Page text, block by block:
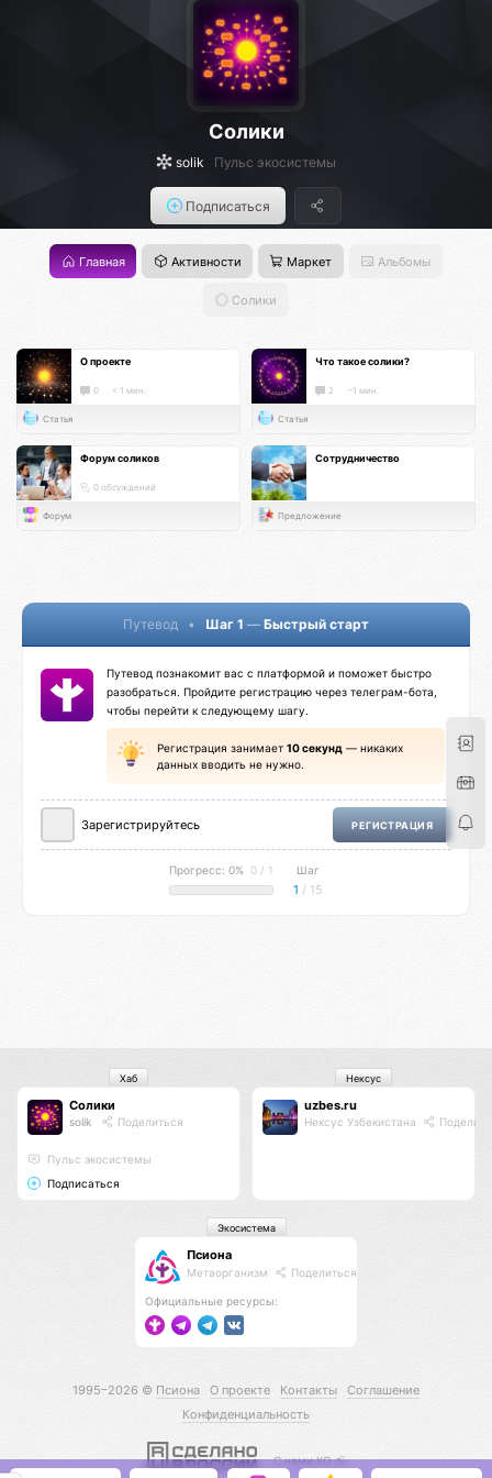
Солики
solik Пульс экосистемы
Подписаться
Главная Активности Маркет Альбомы
Солики
О проекте
0 < 1 мин.
Статья
Что такое солики?
2 ~1 мин.
Статья
Форум соликов
0 обсуждений
Форум
Сотрудничество
Предложение
Путевод • Шаг 1 — Быстрый старт
Путевод познакомит вас с платформой и поможет быстро
разобраться. Пройдите регистрацию через телеграм-бота,
чтобы перейти к следующему шагу.
Регистрация занимает 10 секунд — никаких
данных вводить не нужно.
Зарегистрируйтесь РЕГИСТРАЦИЯ
Прогресс: 0% 0 / 1 Шаг
1 / 15
Солики
solik Поделиться
Пульс экосистемы
Подписаться
Хаб
uzbes.ru
Нексус Узбекистана
Нексус
Псиона
Метаорганизм Поделиться
Официальные ресурсы:
Экосистема
1995–2026 © Псиона О проекте Контакты
Соглашение
Конфиденциальность
С нами КО 🕉️